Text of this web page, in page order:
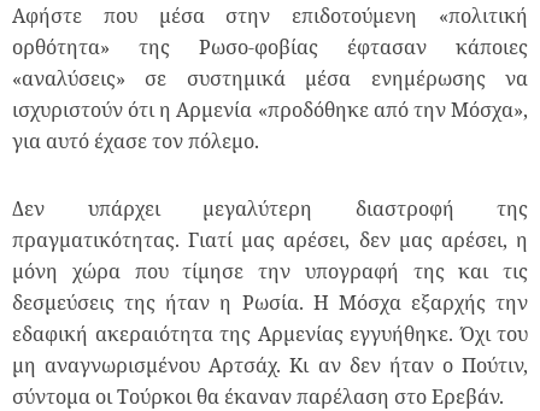
Αφήστε που μέσα στην επιδοτούμενη «πολιτική
ορθότητα» της Ρωσο-φοβίας έφτασαν κάποιες
«αναλύσεις» σε συστημικά μέσα ενημέρωσης να
ισχυριστούν ότι η Αρμενία «προδόθηκε από την Μόσχα»,
για αυτό έχασε τον πόλεμο.
Δεν υπάρχει μεγαλύτερη διαστροφή της
πραγματικότητας. Γιατί μας αρέσει, δεν μας αρέσει, η
μόνη χώρα που τίμησε την υπογραφή της και τις
δεσμεύσεις της ήταν η Ρωσία. Η Μόσχα εξαρχής την
εδαφική ακεραιότητα της Αρμενίας εγγυήθηκε. Όχι του
μη αναγνωρισμένου Αρτσάχ. Κι αν δεν ήταν ο Πούτιν,
σύντομα οι Τούρκοι θα έκαναν παρέλαση στο Ερεβάν.